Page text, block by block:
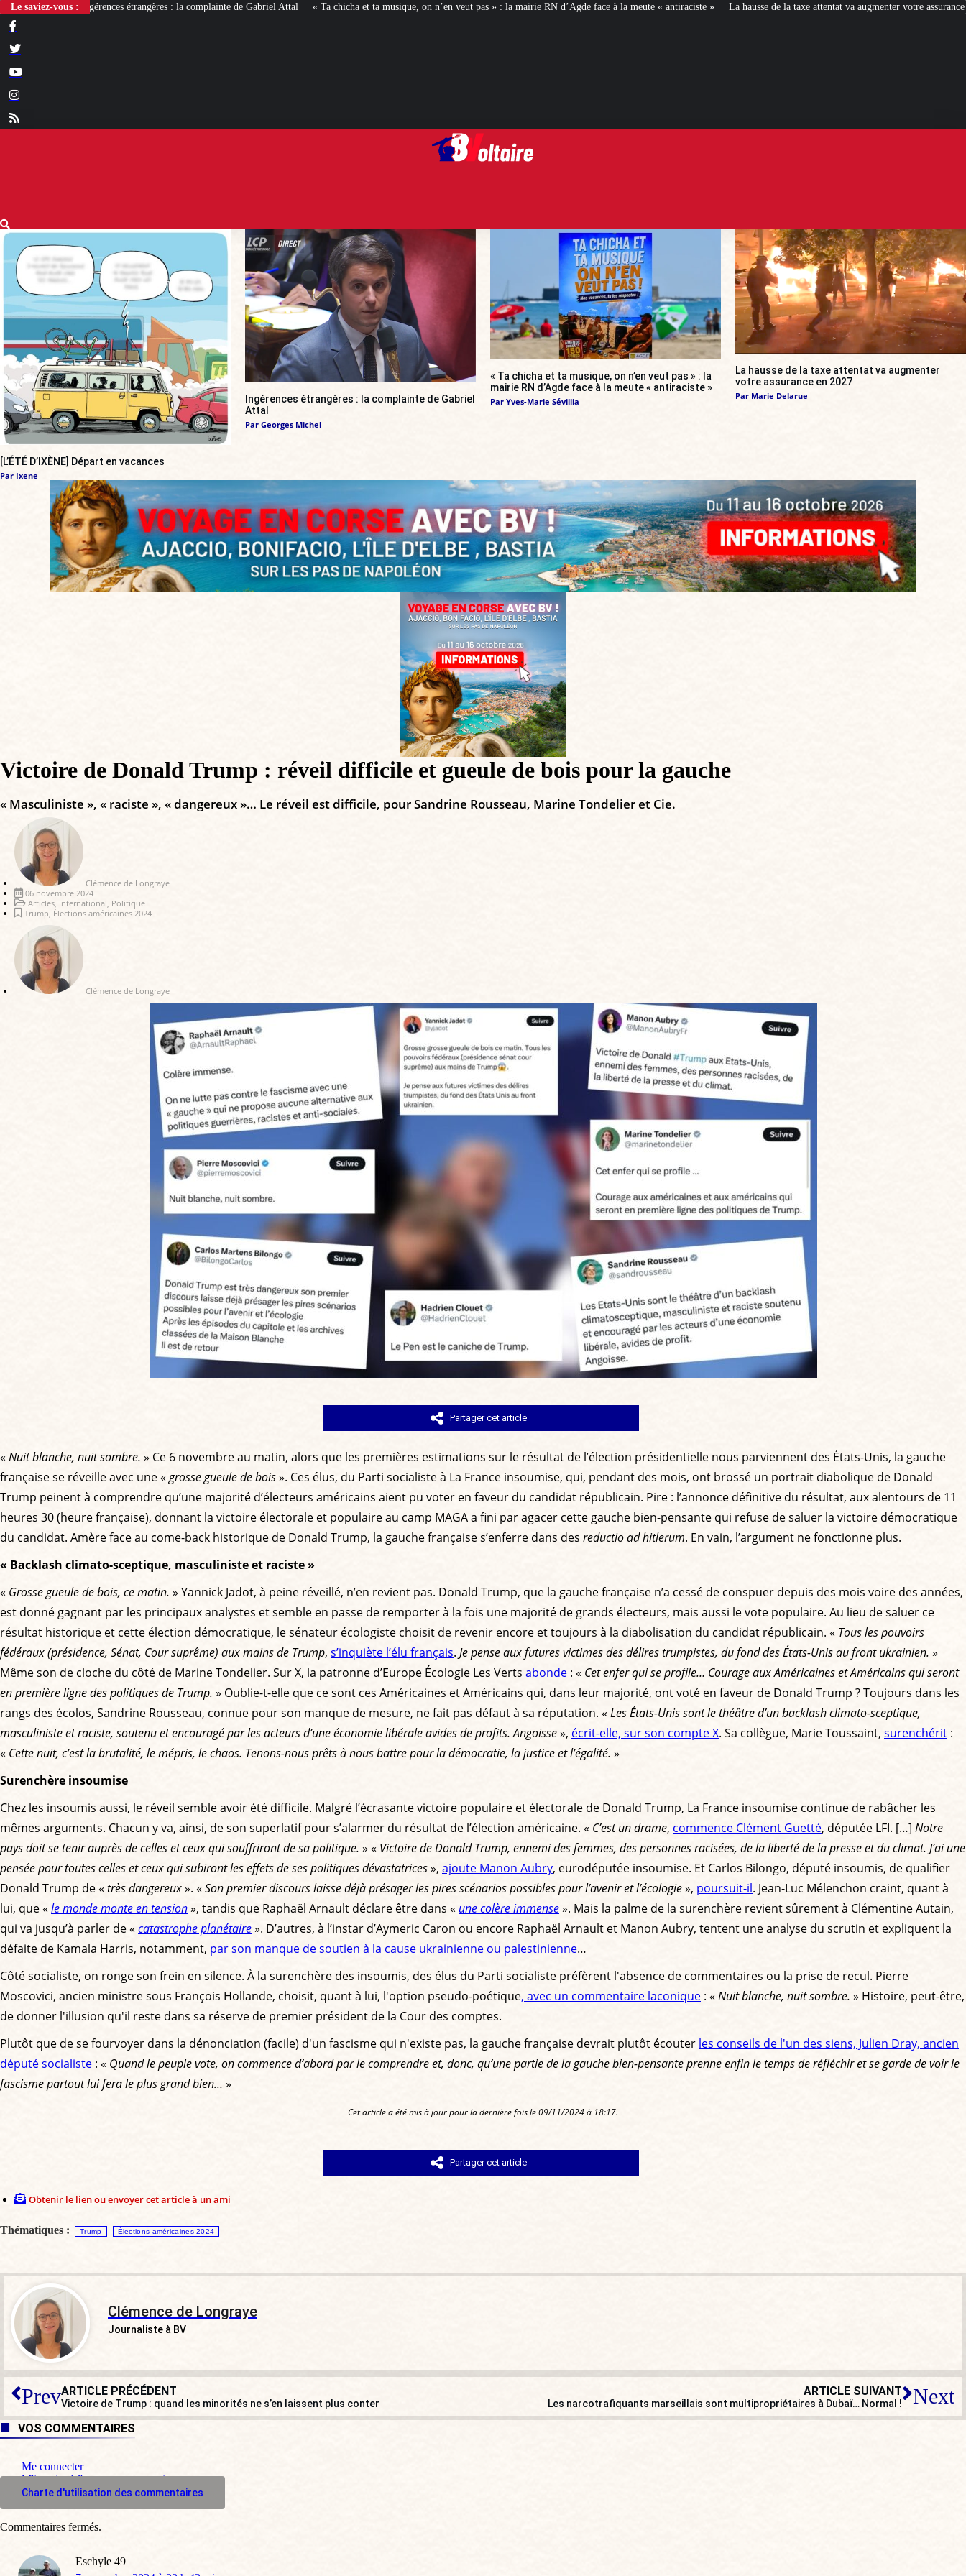
Le saviez-vous :
étrangères : la complainte de Gabriel Attal « Ta chicha et ta musique, on n’en veut pas » : la mairie RN d’Agde face à la meute « antiraciste » La hausse de la taxe attentat va augmenter votre assurance en 2027 [L’ÉTÉ BV]
[L’ÉTÉ D’IXÈNE] Départ en vacances
Par Ixene
Ingérences étrangères : la complainte de Gabriel
Attal
Par Georges Michel
« Ta chicha et ta musique, on n’en veut pas » : la
mairie RN d’Agde face à la meute « antiraciste »
Par Yves-Marie Sévillia
La hausse de la taxe attentat va augmenter
votre assurance en 2027
Par Marie Delarue
Victoire de Donald Trump : réveil difficile et gueule de bois pour la gauche
« Masculiniste », « raciste », « dangereux »… Le réveil est difficile, pour Sandrine Rousseau, Marine Tondelier et Cie.
Clémence de Longraye
06 novembre 2024
Articles International Politique
Trump Élections américaines 2024
Clémence de Longraye
Partager cet article
«Nuit blanche, nuit sombre. » Ce 6 novembre au matin, alors que les premières estimations sur le résultat de l’élection présidentielle nous parviennent des États-Unis, la gauche
française se réveille avec une «grosse gueule de bois». Ces élus, du Parti socialiste à La France insoumise, qui, pendant des mois, ont brossé un portrait diabolique de Donald
Trump peinent à comprendre qu’une majorité d’électeurs américains aient pu voter en faveur du candidat républicain. Pire : l’annonce définitive du résultat, aux alentours de 11
heures 30 (heure française), donnant la victoire électorale et populaire au camp MAGA a fini par agacer cette gauche bien-pensante qui refuse de saluer la victoire démocratique
du candidat. Amère face au come-back historique de Donald Trump, la gauche française s’enferre dans des reductio ad hitlerum. En vain, l’argument ne fonctionne plus.
« Backlash climato-sceptique, masculiniste et raciste »
« Grosse gueule de bois, ce matin. » Yannick Jadot, à peine réveillé, n’en revient pas. Donald Trump, que la gauche française n’a cessé de conspuer depuis des mois voire des années,
est donné gagnant par les principaux analystes et semble en passe de remporter à la fois une majorité de grands électeurs, mais aussi le vote populaire. Au lieu de saluer ce
résultat historique et cette élection démocratique, le sénateur écologiste choisit de revenir encore et toujours à la diabolisation du candidat républicain. « Tous les pouvoirs
fédéraux (présidence, Sénat, Cour suprême) aux mains de Trump, s’inquiète l’élu français. Je pense aux futures victimes des délires trumpistes, du fond des États-Unis au front ukrainien. »
Même son de cloche du côté de Marine Tondelier. Sur X, la patronne d’Europe Écologie Les Verts abonde : « Cet enfer qui se profile… Courage aux Américaines et Américains qui seront
en première ligne des politiques de Trump. » Oublie-t-elle que ce sont ces Américaines et Américains qui, dans leur majorité, ont voté en faveur de Donald Trump ? Toujours dans les
rangs des écolos, Sandrine Rousseau, connue pour son manque de mesure, ne fait pas défaut à sa réputation. «Les États-Unis sont le théâtre d’un backlash climato-sceptique,
masculiniste et raciste, soutenu et encouragé par les acteurs d’une économie libérale avides de profits. Angoisse», écrit-elle, sur son compte X. Sa collègue, Marie Toussaint, surenchérit :
« Cette nuit, c’est la brutalité, le mépris, le chaos. Tenons-nous prêts à nous battre pour la démocratie, la justice et l’égalité. »
Surenchère insoumise
Chez les insoumis aussi, le réveil semble avoir été difficile. Malgré l’écrasante victoire populaire et électorale de Donald Trump, La France insoumise continue de rabâcher les
mêmes arguments. Chacun y va, ainsi, de son superlatif pour s’alarmer du résultat de l’élection américaine. « C’est un drame, commence Clément Guetté, députée LFI. […] Notre
pays doit se tenir auprès de celles et ceux qui souffriront de sa politique. » « Victoire de Donald Trump, ennemi des femmes, des personnes racisées, de la liberté de la presse et du climat. J’ai une
pensée pour toutes celles et ceux qui subiront les effets de ses politiques dévastatrices», ajoute Manon Aubry, eurodéputée insoumise. Et Carlos Bilongo, député insoumis, de qualifier
Donald Trump de «très dangereux». «Son premier discours laisse déjà présager les pires scénarios possibles pour l’avenir et l’écologie», poursuit-il. Jean-Luc Mélenchon craint, quant à
lui, que «le monde monte en tension», tandis que Raphaël Arnault déclare être dans « une colère immense». Mais la palme de la surenchère revient sûrement à Clémentine Autain,
qui va jusqu’à parler de «catastrophe planétaire». D’autres, à l’instar d’Aymeric Caron ou encore Raphaël Arnault et Manon Aubry, tentent une analyse du scrutin et expliquent la
défaite de Kamala Harris, notamment, par son manque de soutien à la cause ukrainienne ou palestinienne…
Côté socialiste, on ronge son frein en silence. À la surenchère des insoumis, des élus du Parti socialiste préfèrent l'absence de commentaires ou la prise de recul. Pierre
Moscovici, ancien ministre sous François Hollande, choisit, quant à lui, l'option pseudo-poétique, avec un commentaire laconique : «Nuit blanche, nuit sombre. » Histoire, peut-être,
de donner l'illusion qu'il reste dans sa réserve de premier président de la Cour des comptes.
Plutôt que de se fourvoyer dans la dénonciation (facile) d'un fascisme qui n'existe pas, la gauche française devrait plutôt écouter les conseils de l'un des siens, Julien Dray, ancien
député socialiste : « Quand le peuple vote, on commence d’abord par le comprendre et, donc, qu’une partie de la gauche bien-pensante prenne enfin le temps de réfléchir et se garde de voir le
fascisme partout lui fera le plus grand bien… »
Cet article a été mis à jour pour la dernière fois le 09/11/2024 à 18:17.
Partager cet article
Obtenir le lien ou envoyer cet article à un ami
Thématiques : Trump Élections américaines 2024
Clémence de Longraye
Journaliste à BV
PrevARTICLE PRÉCÉDENT
Victoire de Trump : quand les minorités ne s’en laissent plus conter
ARTICLE SUIVANT
Les narcotrafiquants marseillais sont multipropriétaires à Dubaï… Normal ! Next
VOS COMMENTAIRES
Me connecter
M'inscrire à l'espace commentaire
Charte d'utilisation des commentaires
Eschyle 49
Commentaires fermés.